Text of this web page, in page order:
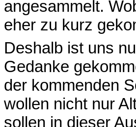
angesammelt.
eher zu kurz
Deshalb ist uns
Gedanke
der kommenden
wollen nicht nur
sollen in dieser